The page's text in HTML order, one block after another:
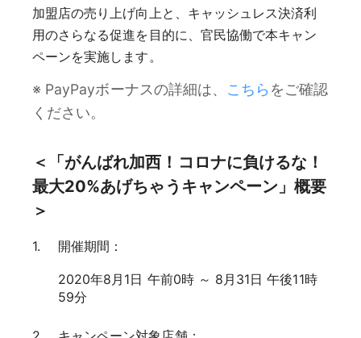
加盟店の売り上げ向上と、キャッシュレス決済利
用のさらなる促進を目的に、官民協働で本キャン
ペーンを実施します。
※ PayPayボーナスの詳細は、 こちら をご確認
ください。
＜「がんばれ加西！コロナに負けるな！
最大20%あげちゃうキャンペーン」概要
＞
開催期間：
2020年8月1日 午前0時 ～ 8月31日 午後11時
59分